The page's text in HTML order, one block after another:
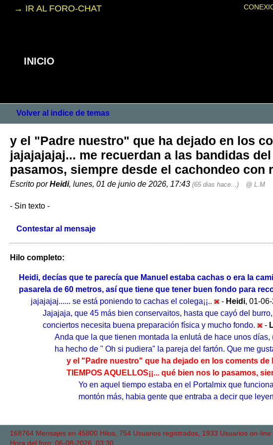
→ IR AL FORO-CHAT
INICIO
Volver al indice de temas
y el "Padre nuestro" que ha dejado en los
jajajajajaj... me recuerdan a las bandidas del
pasamos, siempre desde el cachondeo con
Escrito porHeidi, lunes, 01 de junio de 2026, 17:43 (65 dias hace...) @ L.M
- Sin texto -
Contestar al mensaje
Hilo completo:
Heidi, decías que te parecía que Manuel estaba cachas o era la
pasarela de 60 metros, así que tiene que tener buen fondo para
jajajajaj...... se está poniendo to cachas el colega¡¡..
- Heidi, 01-
Jajajaja, que 45 más bien conservaitos, hasta que cayó del
conciertos necesita buena preparación física y mucho fondo.
-
Anda que la que tienen montada la enlutá de hace unos
ha hecho de " Oh si pudiera" la pareja del fartón. Que me
y el "Padre nuestro" que ha dejado en los coments de
TIEMPOS AQUELLOS¡¡... qué bien nos lo pasamos,
Yo en aquel tiempo estaba en el Portalmix que
montón más, habia gente que entraba a decir que
168764 Mensajes en 45800 Hilos, 754 Usuarios registrados, 1933 Usuarios on-
Hora del foro: 06-08-2026, 03:30